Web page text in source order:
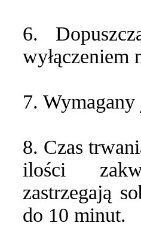
6.
7.
8. Czas
ilości
zastrzegają
do 10 minut.